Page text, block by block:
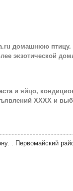
домашнюю
экзотической
и яйцо,
ХХХХ и
. Первомайский